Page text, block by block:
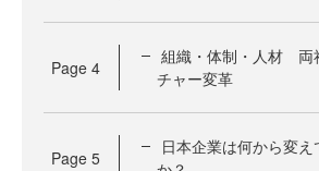
Page 4
組織・体制・人材 両
チャー変革
Page 5
日本企業は何から変